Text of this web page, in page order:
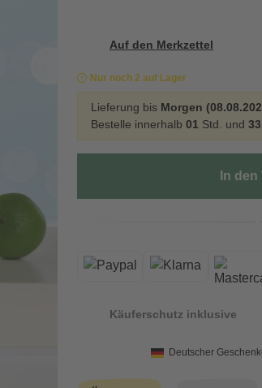
Auf den Merkzettel
Nur noch 2 auf Lager
Lieferung bis Morgen
Bestelle innerhalb 01 Std. und 33
In
Käuferschutz inklusive
Deutscher